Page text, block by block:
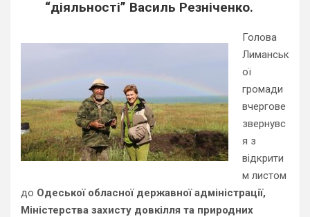
“діяльності” Василь Резніченко.
Голова
Лиманськ
ої
громади
вчергове
звернувс
я з
відкрити
м листом
до Одеської обласної державної адміністрації,
Міністерства захисту довкілля та природних